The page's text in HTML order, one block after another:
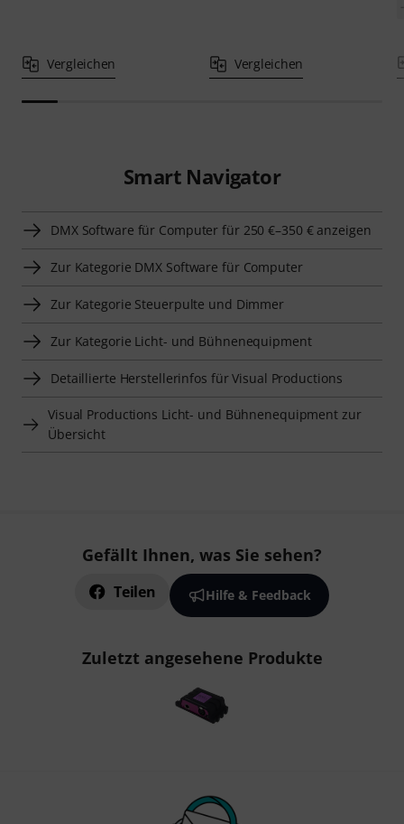
Vergleichen Vergleichen
Smart Navigator
DMX Software für Computer für 250 €–350 € anzeigen
Zur Kategorie DMX Software für Computer
Zur Kategorie Steuerpulte und Dimmer
Zur Kategorie Licht- und Bühnenequipment
Detaillierte Herstellerinfos für Visual Productions
Visual Productions Licht- und Bühnenequipment zur
Übersicht
Gefällt Ihnen, was Sie sehen?
Teilen Hilfe & Feedback
Zuletzt angesehene Produkte